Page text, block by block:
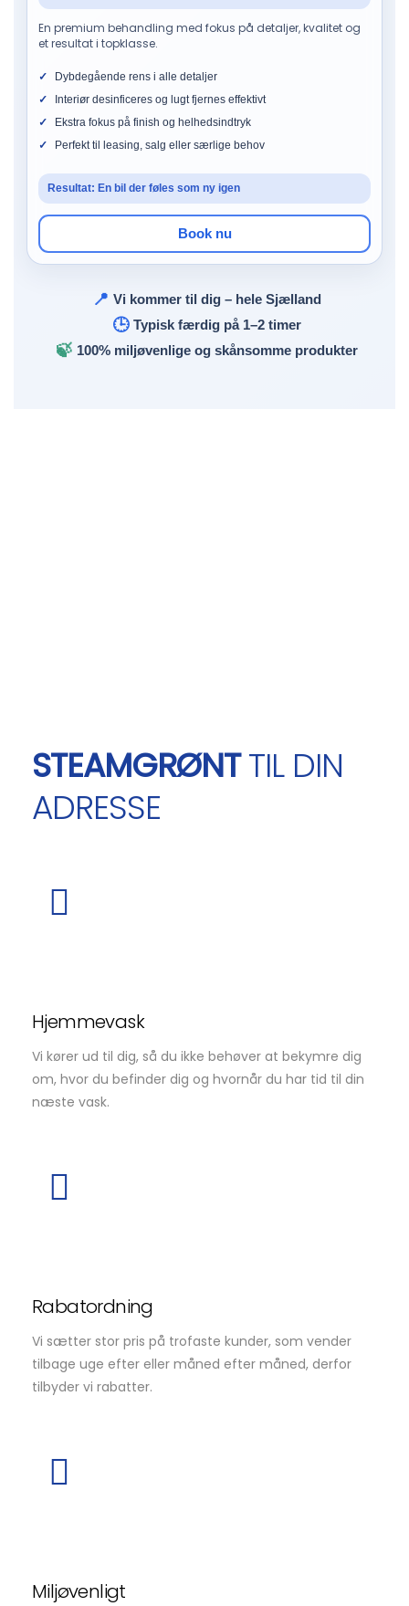
En premium behandling med fokus på detaljer, kvalitet og
et resultat i topklasse.
Dybdegående rens i alle detaljer
Interiør desinficeres og lugt fjernes effektivt
Ekstra fokus på finish og helhedsindtryk
Perfekt til leasing, salg eller særlige behov
Resultat: En bil der føles som ny igen
Book nu
📍 Vi kommer til dig – hele Sjælland
🕒 Typisk færdig på 1–2 timer
🍃 100% miljøvenlige og skånsomme produkter
STEAMGRØNTTIL DIN
ADRESSE
Hjemmevask
Vi kører ud til dig, så du ikke behøver at bekymre dig
om, hvor du befinder dig og hvornår du har tid til din
næste vask.
Rabatordning
Vi sætter stor pris på trofaste kunder, som vender
tilbage uge efter eller måned efter måned, derfor
tilbyder vi rabatter.
Miljøvenligt